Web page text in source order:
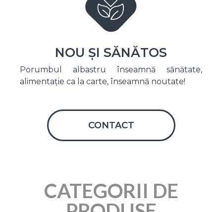
NOU ȘI SĂNĂTOS
Porumbul albastru înseamnă sănătate,
alimentație ca la carte, înseamnă noutate!
CONTACT
CATEGORII DE